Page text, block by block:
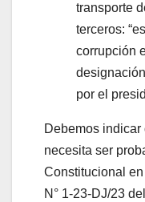
transporte
terceros:
corrupción
por el
Debemos
necesita ser
Constitucional
N° 1-23-DJ/23